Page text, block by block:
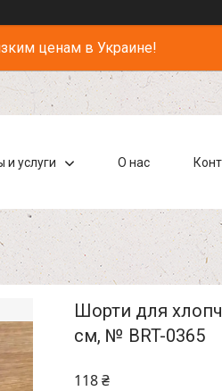
ценам в Украине!
и услуги О нас
Шорти для
см, № BRT-0365
118 ₴